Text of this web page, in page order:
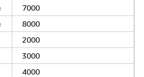
7000
8000
2000
3000
4000